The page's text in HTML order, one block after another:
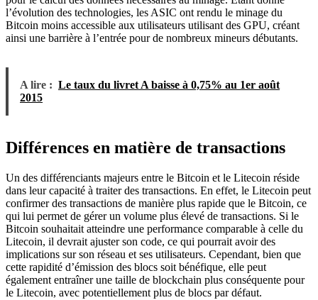
l’évolution des technologies, les ASIC ont rendu le minage du
Bitcoin moins accessible aux utilisateurs utilisant des GPU, créant
ainsi une barrière à l’entrée pour de nombreux mineurs débutants.
A lire : Le taux du livret A baisse à 0,75% au 1er août
2015
Différences en matière de transactions
Un des différenciants majeurs entre le Bitcoin et le Litecoin réside
dans leur capacité à traiter des transactions. En effet, le Litecoin peut
confirmer des transactions de manière plus rapide que le Bitcoin, ce
qui lui permet de gérer un volume plus élevé de transactions. Si le
Bitcoin souhaitait atteindre une performance comparable à celle du
Litecoin, il devrait ajuster son code, ce qui pourrait avoir des
implications sur son réseau et ses utilisateurs. Cependant, bien que
cette rapidité d’émission des blocs soit bénéfique, elle peut
également entraîner une taille de blockchain plus conséquente pour
le Litecoin, avec potentiellement plus de blocs par défaut.